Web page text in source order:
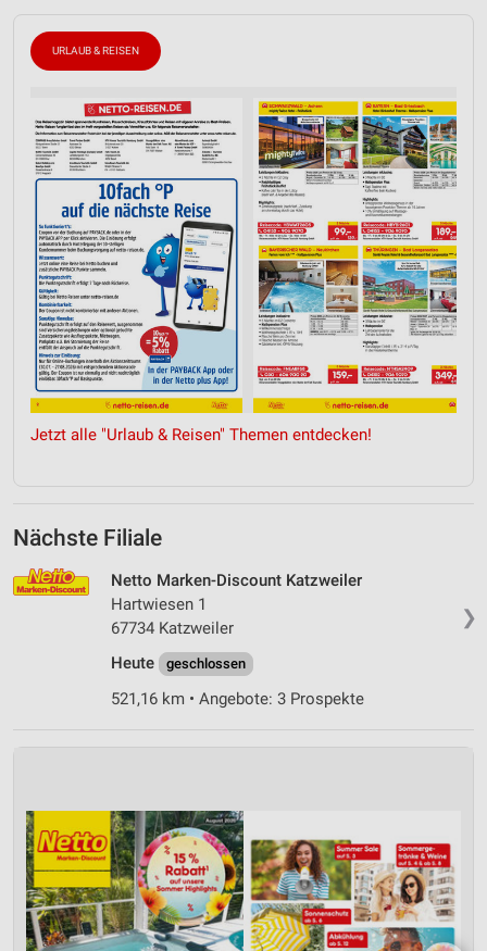
URLAUB & REISEN
Jetzt alle "Urlaub & Reisen" Themen entdecken!
Nächste Filiale
❯
Netto Marken-Discount Katzweiler
Hartwiesen 1
67734 Katzweiler
Heute
geschlossen
521,16 km • Angebote: 3 Prospekte